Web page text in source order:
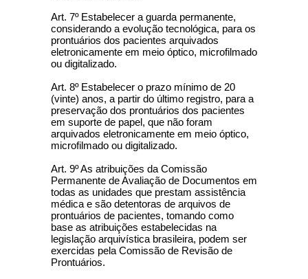
Art. 7º Estabelecer a guarda permanente,
considerando a evolução tecnológica, para os
prontuários dos pacientes arquivados
eletronicamente em meio óptico, microfilmado
ou digitalizado.
Art. 8º Estabelecer o prazo mínimo de 20
(vinte) anos, a partir do último registro, para a
preservação dos prontuários dos pacientes
em suporte de papel, que não foram
arquivados eletronicamente em meio óptico,
microfilmado ou digitalizado.
Art. 9º As atribuições da Comissão
Permanente de Avaliação de Documentos em
todas as unidades que prestam assistência
médica e são detentoras de arquivos de
prontuários de pacientes, tomando como
base as atribuições estabelecidas na
legislação arquivística brasileira, podem ser
exercidas pela Comissão de Revisão de
Prontuários.